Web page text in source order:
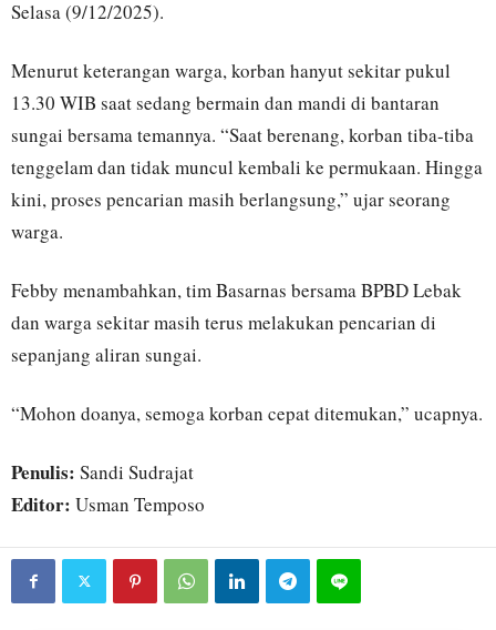
Selasa (9/12/2025).
Menurut keterangan warga, korban hanyut sekitar pukul
13.30 WIB saat sedang bermain dan mandi di bantaran
sungai bersama temannya. “Saat berenang, korban tiba-tiba
tenggelam dan tidak muncul kembali ke permukaan. Hingga
kini, proses pencarian masih berlangsung,” ujar seorang
warga.
Febby menambahkan, tim Basarnas bersama BPBD Lebak
dan warga sekitar masih terus melakukan pencarian di
sepanjang aliran sungai.
“Mohon doanya, semoga korban cepat ditemukan,” ucapnya.
Penulis: Sandi Sudrajat
Editor: Usman Temposo